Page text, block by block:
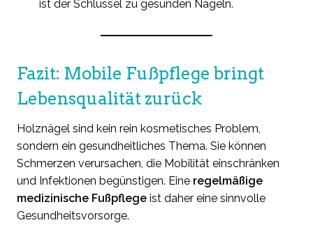
ist der Schlüssel zu gesunden Nägeln.
Fazit: Mobile Fußpflege bringt
Lebensqualität zurück
Holznägel sind kein rein kosmetisches Problem,
sondern ein gesundheitliches Thema. Sie können
Schmerzen verursachen, die Mobilität einschränken
und Infektionen begünstigen. Eine regelmäßige
medizinische Fußpflege ist daher eine sinnvolle
Gesundheitsvorsorge.